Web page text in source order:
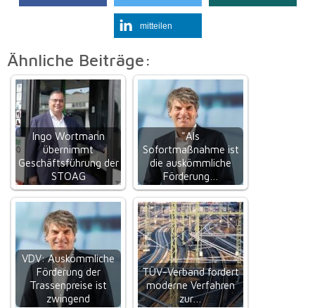
mitteilen
Ähnliche Beiträge:
Ingo Wortmann
übernimmt
Geschäftsführung der
STOAG
"Als
Sofortmaßnahme ist
die auskömmliche
Förderung…
VDV: Auskömmliche
Förderung der
Trassenpreise ist
zwingend
TÜV-Verband fordert
moderne Verfahren
zur…